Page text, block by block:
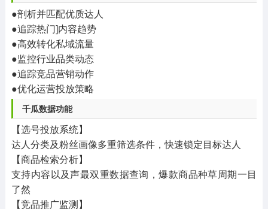
●剖析并匹配优质达人
●追踪热门]内容趋势
●高效转化私域流量
●监控行业品类动态
●追踪竞品营销动作
●优化运营投放策略
千瓜数据功能
【选号投放系统】
达人分类及粉丝画像多重筛选条件，快速锁定目标达人
【商品检索分析】
支持内容以及声最双重数据查询，爆款商品种草周期一目
了然
【竞品推广监测】